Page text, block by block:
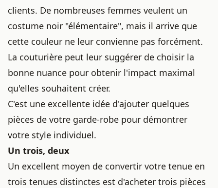
clients. De nombreuses femmes veulent un
costume noir "élémentaire", mais il arrive que
cette couleur ne leur convienne pas forcément.
La couturière peut leur suggérer de choisir la
bonne nuance pour obtenir l'impact maximal
qu'elles souhaitent créer.
C'est une excellente idée d'ajouter quelques
pièces de votre garde-robe pour démontrer
votre style individuel.
Un trois, deux
Un excellent moyen de convertir votre tenue en
trois tenues distinctes est d'acheter trois pièces